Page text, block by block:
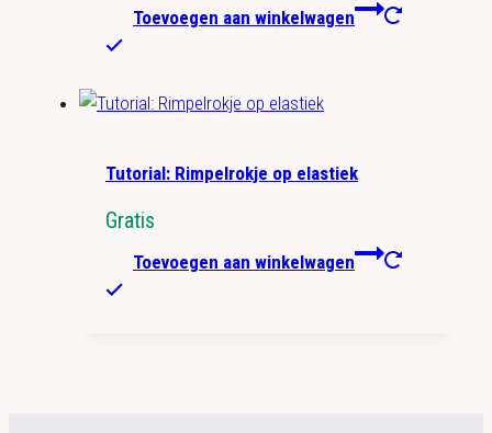
Toevoegen aan winkelwagen
Tutorial: Rimpelrokje op elastiek
Gratis
Toevoegen aan winkelwagen